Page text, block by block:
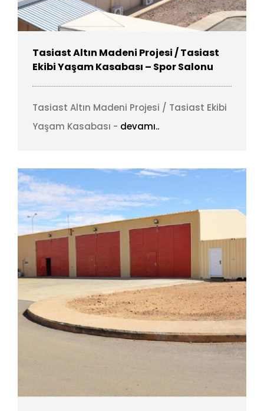
Tasiast Altın Madeni Projesi / Tasiast
Ekibi Yaşam Kasabası – Spor Salonu
Tasiast Altın Madeni Projesi / Tasiast Ekibi
Yaşam Kasabası - devamı..